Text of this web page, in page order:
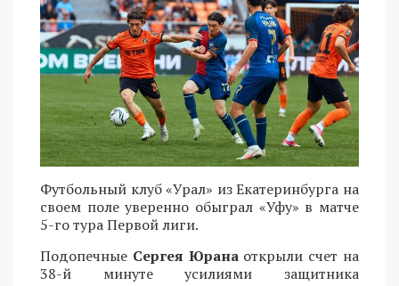
Футбольный клуб «Урал» из Екатеринбурга на
своем поле уверенно обыграл «Уфу» в матче
5-го тура Первой лиги.
Подопечные Сергея Юрана открыли счет на
38-й минуте усилиями защитника